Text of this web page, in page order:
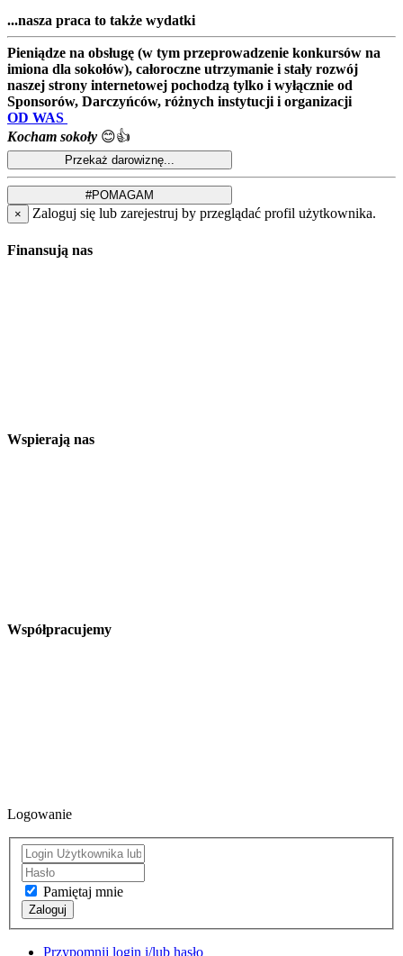
...nasza praca to także wydatki
Pieniądze na obsługę (w tym przeprowadzenie konkursów na
imiona dla sokołów), całoroczne utrzymanie i stały rozwój
naszej strony internetowej pochodzą tylko i wyłącznie od
Sponsorów, Darczyńców, różnych instytucji i organizacji
OD WAS
Kocham sokoły 😊👍
× Zaloguj się lub zarejestruj by przeglądać profil użytkownika.
Finansują nas
Wspierają nas
Współpracujemy
Logowanie
Pamiętaj mnie
Zaloguj
Przypomnij login i/lub hasło